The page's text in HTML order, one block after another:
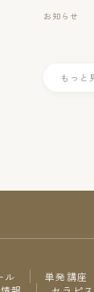
お知らせ
もっと
ル
単発講座